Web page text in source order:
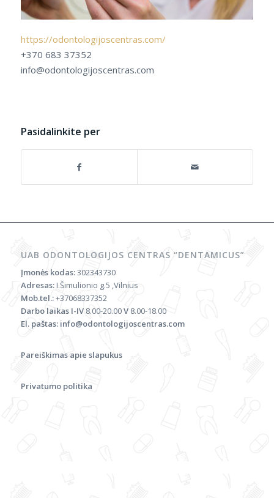
https://odontologijoscentras.com/
+370 683 37352
info@odontologijoscentras.com
Pasidalinkite per
UAB ODONTOLOGIJOS CENTRAS “DENTAMICUS”
Įmonės kodas:302343730
Adresas:I.Šimulionio g.5 ,Vilnius
Mob.tel.:+37068337352
Darbo laikas I-IV 8.00-20.00V 8.00-18.00
El. paštas:info@odontologijoscentras.com
Pareiškimas apie slapukus
Privatumo politika